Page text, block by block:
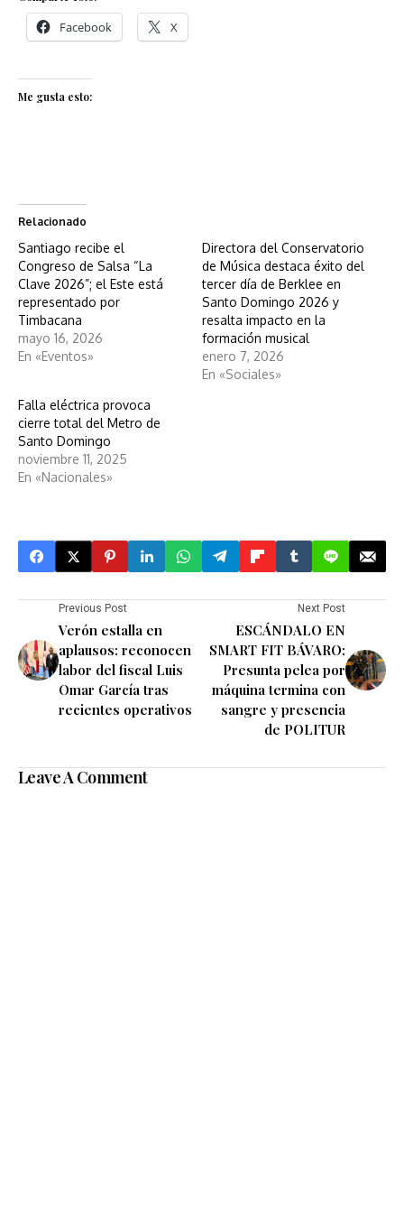
Facebook X
Me gusta esto:
Relacionado
Santiago recibe el
Congreso de Salsa “La
Clave 2026”; el Este está
representado por
Timbacana
mayo 16, 2026
En «Eventos»
Directora del Conservatorio
de Música destaca éxito del
tercer día de Berklee en
Santo Domingo 2026 y
resalta impacto en la
formación musical
enero 7, 2026
En «Sociales»
Falla eléctrica provoca
cierre total del Metro de
Santo Domingo
noviembre 11, 2025
En «Nacionales»
Previous Post
Verón estalla en
aplausos: reconocen
labor del fiscal Luis
Omar García tras
recientes operativos
Next Post
ESCÁNDALO EN
SMART FIT BÁVARO:
Presunta pelea por
máquina termina con
sangre y presencia
de POLITUR
Leave A Comment